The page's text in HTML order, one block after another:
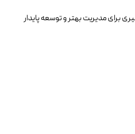
برای مدیریت بهتر و توسعه پایدار